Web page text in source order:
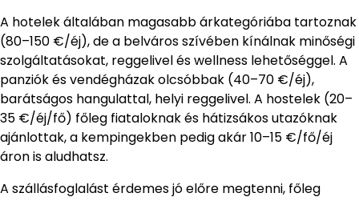
A hotelek általában magasabb árkategóriába tartoznak
(80–150 €/éj), de a belváros szívében kínálnak minőségi
szolgáltatásokat, reggelivel és wellness lehetőséggel. A
panziók és vendégházak olcsóbbak (40–70 €/éj),
barátságos hangulattal, helyi reggelivel. A hostelek (20–
35 €/éj/fő) főleg fiataloknak és hátizsákos utazóknak
ajánlottak, a kempingekben pedig akár 10–15 €/fő/éj
áron is aludhatsz.
A szállásfoglalást érdemes jó előre megtenni, főleg